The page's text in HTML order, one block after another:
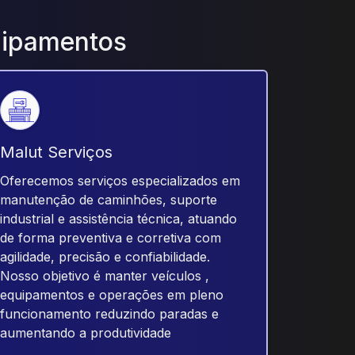
Malut Serviços
Oferecemos serviços especializados em
manutenção de caminhões, suporte
industrial e assistência técnica, atuando
de forma preventiva e corretiva com
agilidade, precisão e confiabilidade.
Nosso objetivo é manter veículos ,
equipamentos e operações em pleno
funcionamento reduzindo paradas e
aumentando a produtividade